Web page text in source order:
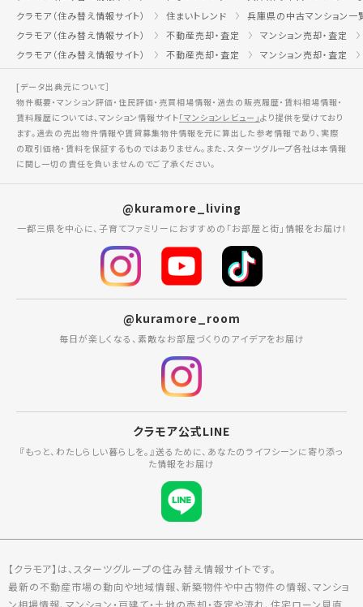
クラモア（住み替え情報サイト）
住まいトレンド
兵庫県の中古マンション一
クラモア（住み替え情報サイト）
不動産売却・査定
マンション売却・査定
クラモア（住み替え情報サイト）
不動産売却・査定 マンション売却・査定
[データ出典元について］
物件概要・マンション評価・住民評価・売買相場情報・過去の販売履歴・賃料相場情報・
賃料履歴については、マンション情報サイト「マンションレビュー」より提供を受けており
ます。過去の売出物件情報や賃貸募集物件情報を元に算出した参考情報であり、実際
の取引価格・賃料を保証するものではありません。また、スターツグループ各社は本情報
に関し一切の責任を負いませんのでご了承ください。
@kuramore_living
一都三県を中心に、子育てファミリーにおすすめの「お部屋と街」情報をお届け!
@kuramore_room
毎日が楽しくなる、素敵なお部屋づくりのアイデアをお届け
クラモア公式LINE
『もっと、わたしらしい暮らしを。』送るために、あなたのライフシーンに寄り添っ
た情報をお届け
【クラモア】は、スターツグループの住み替え情報サイトです。
最新の不動産市場の動向や地域情報、新築物件や中古物件の情報、マンショ